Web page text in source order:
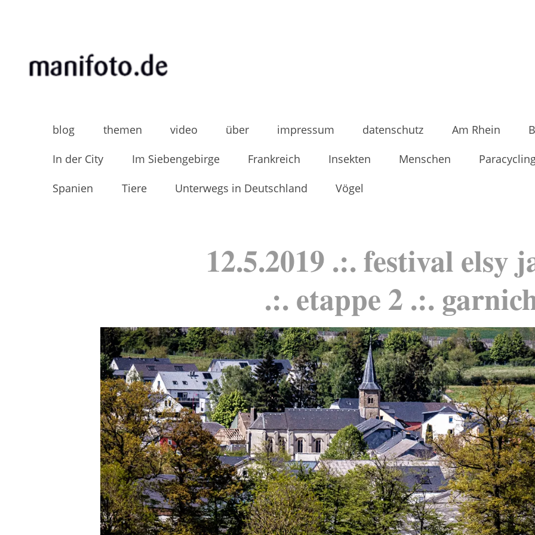
blog themen video über impressum datenschutz Am Rhein
In der City Im Siebengebirge Frankreich Insekten Menschen
Spanien Tiere Unterwegs in Deutschland Vögel
12.5.2019 .:. festival elsy
.:. etappe 2 .:.